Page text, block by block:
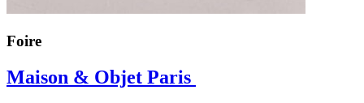
Foire
Maison & Objet Paris